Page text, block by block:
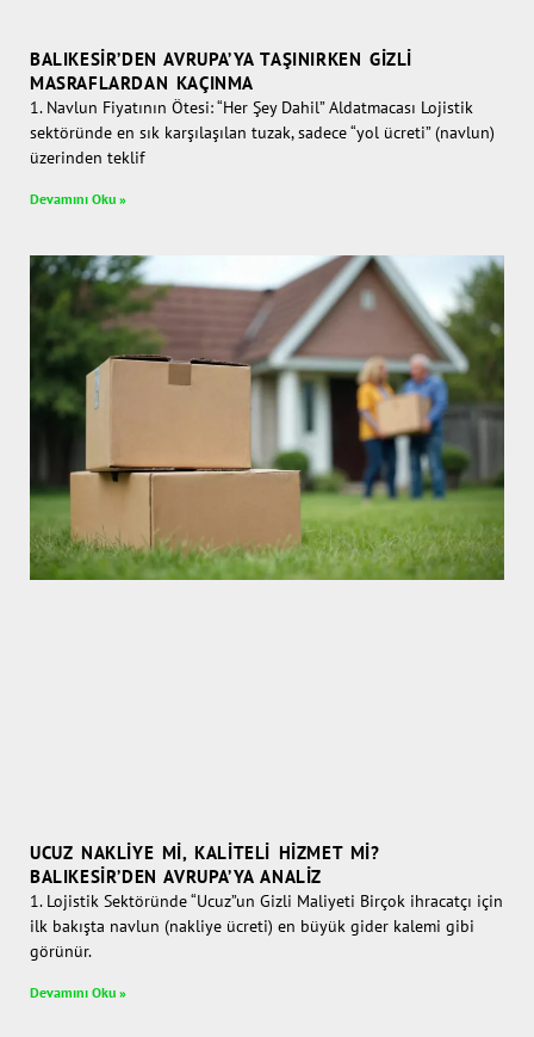
BALIKESIR’DEN AVRUPA’YA TAŞINIRKEN GIZLI
MASRAFLARDAN KAÇINMA
1. Navlun Fiyatının Ötesi: “Her Şey Dahil” Aldatmacası Lojistik
sektöründe en sık karşılaşılan tuzak, sadece “yol ücreti” (navlun)
üzerinden teklif
Devamını Oku »
UCUZ NAKLIYE MI, KALITELI HIZMET MI?
BALIKESIR’DEN AVRUPA’YA ANALIZ
1. Lojistik Sektöründe “Ucuz”un Gizli Maliyeti Birçok ihracatçı için
ilk bakışta navlun (nakliye ücreti) en büyük gider kalemi gibi
görünür.
Devamını Oku »